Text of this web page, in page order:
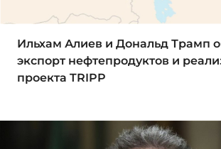
Ильхам Алиев и Дональд Трамп
экспорт нефтепродуктов и
проекта TRIPP